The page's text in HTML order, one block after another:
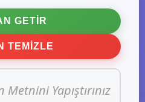
GETIR
TEMIZLE